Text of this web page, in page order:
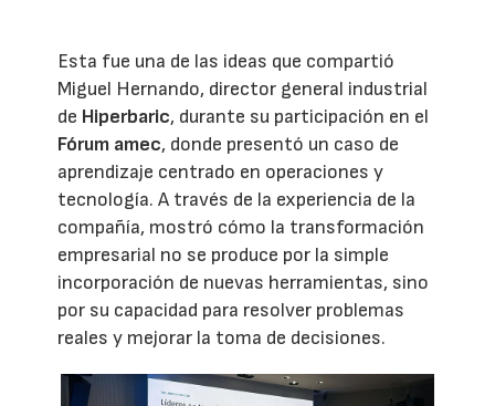
Esta fue una de las ideas que compartió
Miguel Hernando, director general industrial
de Hiperbaric, durante su participación en el
Fórum amec, donde presentó un caso de
aprendizaje centrado en operaciones y
tecnología. A través de la experiencia de la
compañía, mostró cómo la transformación
empresarial no se produce por la simple
incorporación de nuevas herramientas, sino
por su capacidad para resolver problemas
reales y mejorar la toma de decisiones.